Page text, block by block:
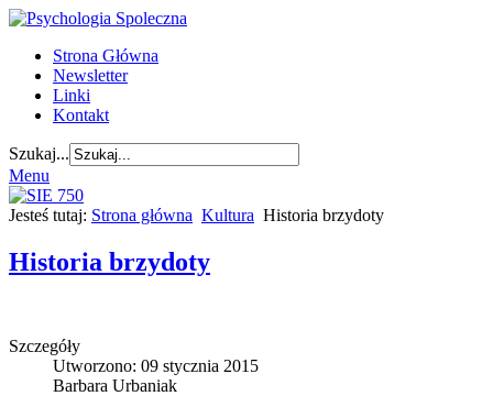
Strona Główna
Newsletter
Linki
Kontakt
Szukaj...
Menu
Jesteś tutaj: Strona główna Kultura Historia brzydoty
Historia brzydoty
Szczegóły
Utworzono: 09 stycznia 2015
Barbara Urbaniak